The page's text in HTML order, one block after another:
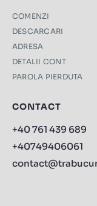
COMENZI
DESCARCARI
ADRESA
DETALII CONT
PAROLA PIERDUTA
CONTACT
+40 761 439 689
+40749406061